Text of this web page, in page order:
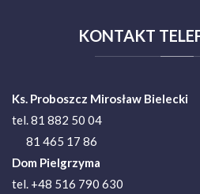
KONTAKT
Ks. Proboszcz Mirosław Bielecki
tel. 81 882 50 04
81 465 17 86
Dom Pielgrzyma
tel. +48 516 790 630